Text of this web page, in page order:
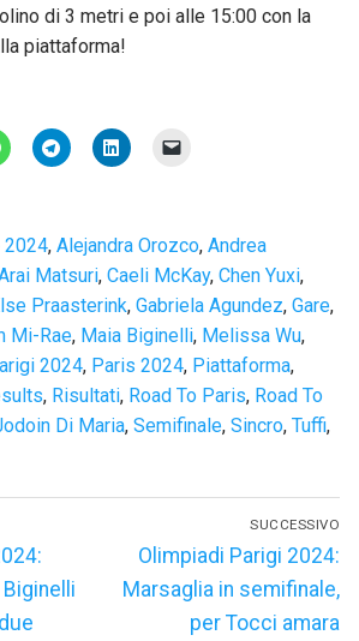
di 3 metri e poi alle 15:00 con la
piattaforma!
2024, Alejandra Orozco, Andrea
Matsuri, Caeli McKay, Chen Yuxi,
Praasterink, Gabriela Agundez, Gare,
Mi-Rae, Maia Biginelli, Melissa Wu,
2024, Paris 2024, Piattaforma,
, Risultati, Road To Paris, Road To
Di Maria, Semifinale, Sincro, Tuffi,
SUCCESSIVO
Articolo
successivo:
Olimpiadi Parigi 2024:
Marsaglia in semifinale,
per Tocci amara